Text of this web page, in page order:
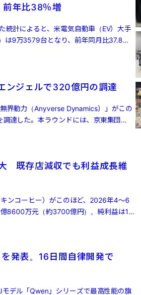
年比38％増
統計によると、米電気自動車（EV）大手
は9万3579台となり、前年同月比37.8％
ンジェルで320億円の調達
界動力（Anyverse Dynamics）」がこの
達した。本ラウンドには、京東集団
既存店減収でも利益成長維
ンコーヒー）がこのほど、2026年4～6
8600万元（約3700億円）。純利益は16
発表。16日間自律開発で
デル「Qwen」シリーズで最高性能の旗